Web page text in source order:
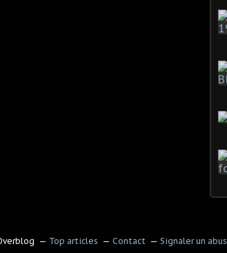
Top articles Contact Signaler un abus